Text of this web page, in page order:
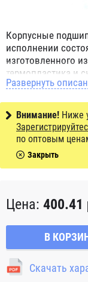
Корпусные
исполнении
изготовленного
термопластика и
подшипником для
подшипниковых
особенность
вала или
являются
смазан через
Развернуть
Внимание! Ниже
по оптовым
Закрыть
Цена: 400.41
В
Скачать